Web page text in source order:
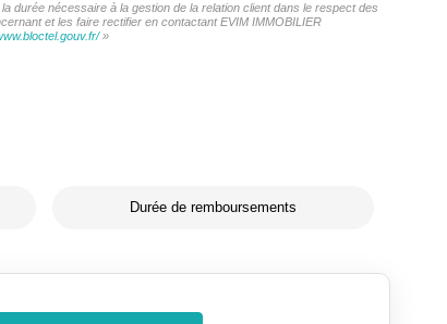
durée nécessaire à la gestion de la relation client dans le respect des
et les faire rectifier en contactant EVIM IMMOBILIER
»
Durée de remboursements